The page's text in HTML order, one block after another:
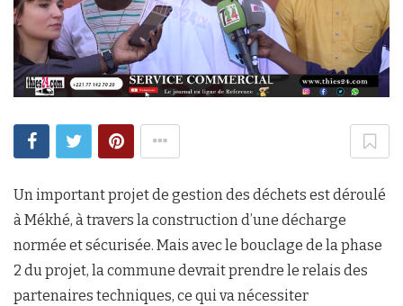
Un important projet de gestion des déchets est déroulé
à Mékhé, à travers la construction d’une décharge
normée et sécurisée. Mais avec le bouclage de la phase
2 du projet, la commune devrait prendre le relais des
partenaires techniques, ce qui va nécessiter